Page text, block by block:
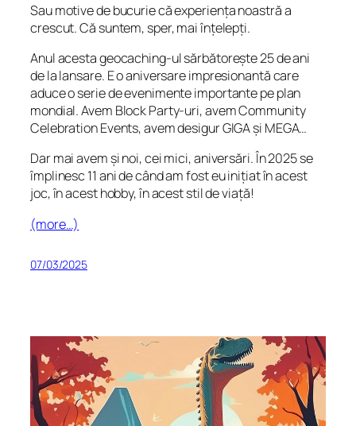
Sau motive de bucurie că experiența noastră a
crescut. Că suntem, sper, mai înțelepți.
Anul acesta geocaching-ul sărbătorește 25 de ani
de la lansare. E o aniversare impresionantă care
aduce o serie de evenimente importante pe plan
mondial. Avem Block Party-uri, avem Community
Celebration Events, avem desigur GIGA și MEGA…
Dar mai avem și noi, cei mici, aniversări. În 2025 se
împlinesc 11 ani de când am fost eu inițiat în acest
joc, în acest hobby, în acest stil de viață!
(more…)
07/03/2025